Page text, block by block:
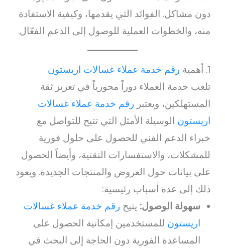
دون مشاكل. الفوائد التي يقدمها، وكيفية الاستفادة
منه، والخطوات العملية للوصول إلى الدعم الفعّال.
1. أهمية
رقم خدمة عملاء غسالات اريستون
تلعب خدمة العملاء دوراً محورياً في تعزيز ثقة
المستهلكين، ويعتبر رقم خدمة عملاء غسالات
اريستون الوسيلة الأمثل التي تتيح للتواصل مع
خبراء الدعم الفني للحصول على حلول فورية
للمشكلات، والاستفسارات التقنية، وأيضاً الحصول
على بيانات حول العروض والمنتجات الجديدة. ويعود
ذلك إلى عدة أسباب رئيسية:
سهولة الوصول: يتيح رقم خدمة عملاء غسالات
اريستون للمستخدمين إمكانية الحصول على
المساعدة الفورية دون الحاجة إلى البحث في